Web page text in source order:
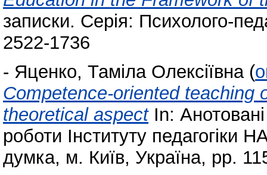
записки. Серія: Психолого-
2522-1736
- Яценко, Таміла Олексіївна (
Competence-oriented teaching
theoretical aspectIn: Анотовані
роботи Інституту педагогіки
думка, м. Київ, Україна, pp.